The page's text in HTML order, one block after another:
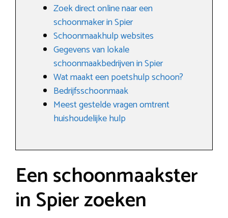
Zoek direct online naar een
schoonmaker in Spier
Schoonmaakhulp websites
Gegevens van lokale
schoonmaakbedrijven in Spier
Wat maakt een poetshulp schoon?
Bedrijfsschoonmaak
Meest gestelde vragen omtrent
huishoudelijke hulp
Een schoonmaakster
in Spier zoeken